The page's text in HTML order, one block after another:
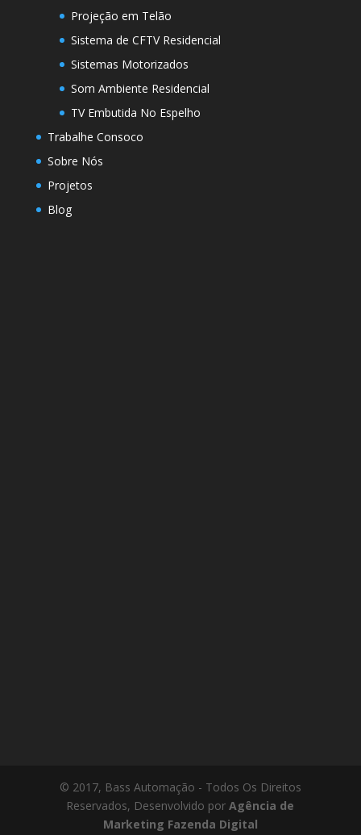
Projeção em Telão
Sistema de CFTV Residencial
Sistemas Motorizados
Som Ambiente Residencial
TV Embutida No Espelho
Trabalhe Consoco
Sobre Nós
Projetos
Blog
© 2017, Bass Automação - Todos Os Direitos
Reservados, Desenvolvido porAgência de
Marketing Fazenda Digital